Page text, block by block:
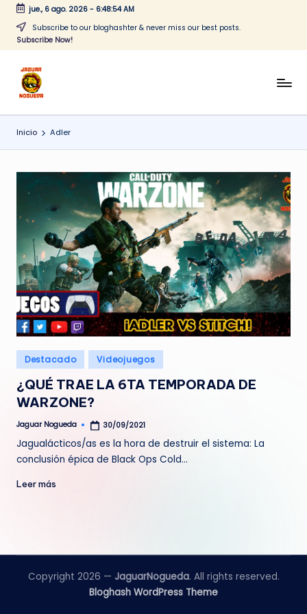
Saltar
jue., 6 ago. 2026- 6:48:54 AM
Subscribe to our bloghashter & never miss our best posts.
Subscribe Now!
J
a
g
N
o
g
u
e
d
a
CONTENIDO
Inicio Adler
Publicado
en
Destacado Videojuegos
¿QUÉ TRAE LA 6TA TEMPORADA DE
WARZONE?
Publicado
Jaguar Nogueda 30/09/2021
Jagualácticos/as es la hora de destruir el sistema: La
conclusión épica de Black Ops Cold…
Leer más
Copyright 2026 — JaguarNogueda. All rights reserved.
Bloghash WordPress Theme